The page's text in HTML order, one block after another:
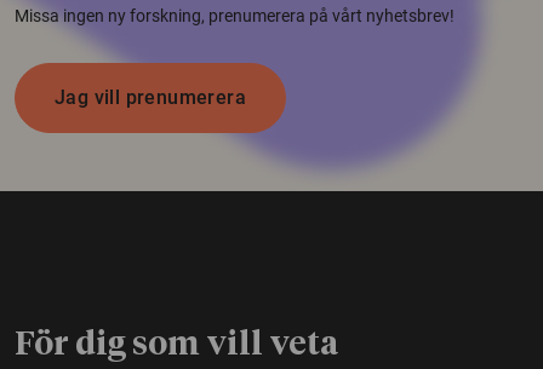
Missa ingen ny forskning, prenumerera på vårt nyhetsbrev!
Jag vill prenumerera
För dig som vill veta